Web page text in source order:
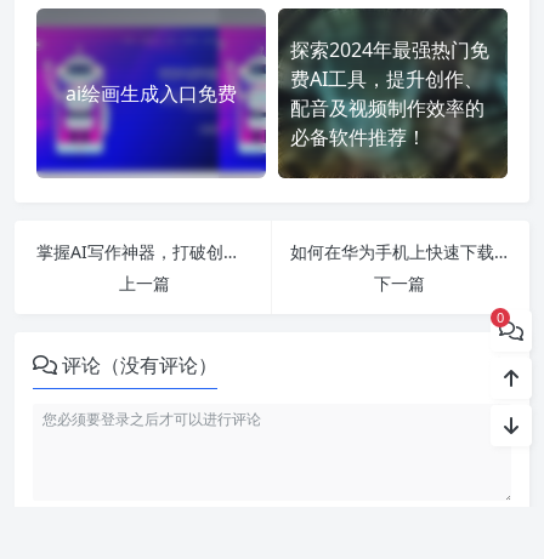
ai绘画生成入口免费
探索2024年最强热门免
费AI工具，提升创作、
配音及视频制作效率的
必备软件推荐！
掌握AI写作神器，打破创作壁垒，在线生成优质文案的全新免登录免费工具推荐！
上一篇
如何在华为手机上快速下载grab应用并享受便捷服务？
下一篇
评论（没有评论）
0